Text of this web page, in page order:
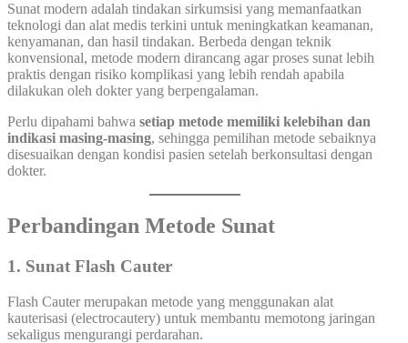
Sunat modern adalah tindakan sirkumsisi yang memanfaatkan
teknologi dan alat medis terkini untuk meningkatkan keamanan,
kenyamanan, dan hasil tindakan. Berbeda dengan teknik
konvensional, metode modern dirancang agar proses sunat lebih
praktis dengan risiko komplikasi yang lebih rendah apabila
dilakukan oleh dokter yang berpengalaman.
Perlu dipahami bahwa setiap metode memiliki kelebihan dan
indikasi masing-masing, sehingga pemilihan metode sebaiknya
disesuaikan dengan kondisi pasien setelah berkonsultasi dengan
dokter.
Perbandingan Metode Sunat
1. Sunat Flash Cauter
Flash Cauter merupakan metode yang menggunakan alat
kauterisasi (electrocautery) untuk membantu memotong jaringan
sekaligus mengurangi perdarahan.